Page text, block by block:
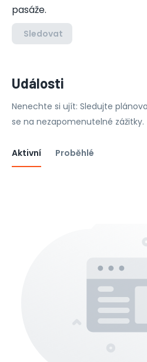
pasáže.
Sledovat
Události
Nenechte si ujít: Sledujte
se na nezapomenutelné zážitky.
Aktivní Proběhlé